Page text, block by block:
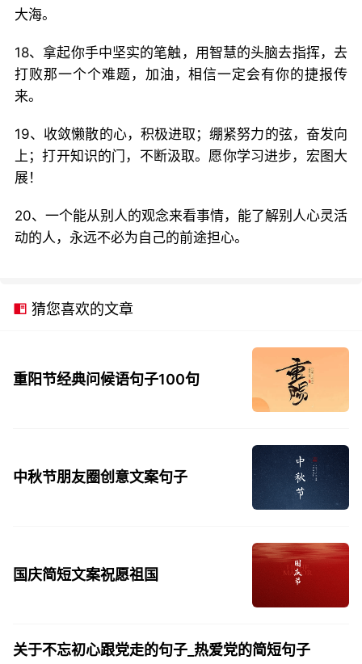
大海。
18、拿起你手中坚实的笔触，用智慧的头脑去指挥，去
打败那一个个难题，加油，相信一定会有你的捷报传
来。
19、收敛懒散的心，积极进取；绷紧努力的弦，奋发向
上；打开知识的门，不断汲取。愿你学习进步，宏图大
展！
20、一个能从别人的观念来看事情，能了解别人心灵活
动的人，永远不必为自己的前途担心。
猜您喜欢的文章
重阳节经典问候语句子100句
中秋节朋友圈创意文案句子
国庆简短文案祝愿祖国
关于不忘初心跟党走的句子_热爱党的简短句子